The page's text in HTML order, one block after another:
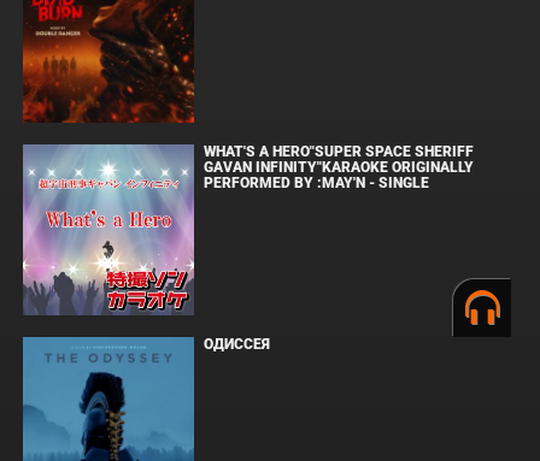
WHAT'S A HERO"SUPER SPACE SHERIFF
GAVAN INFINITY"KARAOKE ORIGINALLY
PERFORMED BY :MAY'N - SINGLE
ОДИССЕЯ